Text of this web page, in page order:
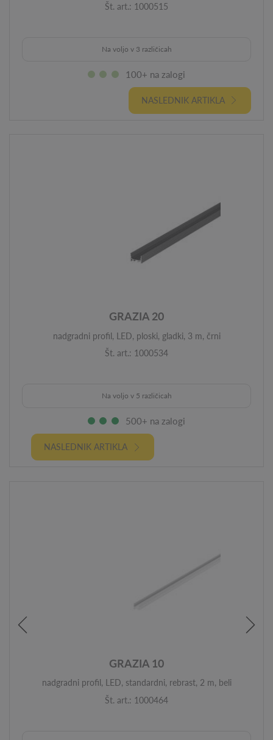
Št. art.: 1000515
Na voljo v 3 različicah
100+ na zalogi
NASLEDNIK ARTIKLA
GRAZIA 20
nadgradni profil, LED, ploski, gladki, 3 m, črni
Št. art.: 1000534
Na voljo v 5 različicah
500+ na zalogi
NASLEDNIK ARTIKLA
GRAZIA 10
nadgradni profil, LED, standardni, rebrast, 2 m, beli
Št. art.: 1000464